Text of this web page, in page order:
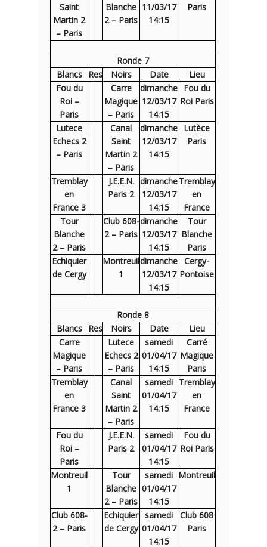
Saint
Martin 2
– Paris
Blanche
2 – Paris
11/03/17
14:15
Paris
Ronde 7
Blancs
Res Noirs Date
Lieu
Fou du
Roi –
Paris
Carre
Magique
– Paris
dimanche
12/03/17
14:15
Fou du
Roi Paris
Lutece
Echecs 2
– Paris
Canal
Saint
Martin 2
– Paris
dimanche
12/03/17
14:15
Lutèce
Paris
Tremblay
en
France 3
J.E.E.N.
Paris 2
dimanche
12/03/17
14:15
Tremblay
en
France
Tour
Blanche
2 – Paris
Club 608-
2 – Paris
dimanche
12/03/17
14:15
Tour
Blanche
Paris
Echiquier
de Cergy
Montreuil
1
dimanche
12/03/17
14:15
Cergy-
Pontoise
Ronde 8
Blancs
Res Noirs Date
Lieu
Carre
Magique
– Paris
Lutece
Echecs 2
– Paris
samedi
01/04/17
14:15
Carré
Magique
Paris
Tremblay
en
France 3
Canal
Saint
Martin 2
– Paris
samedi
01/04/17
14:15
Tremblay
en
France
Fou du
Roi –
Paris
J.E.E.N.
Paris 2
samedi
01/04/17
14:15
Fou du
Roi Paris
Montreuil
1
Tour
Blanche
2 – Paris
samedi
01/04/17
14:15
Montreuil
Club 608-
2 – Paris
Echiquier
de Cergy
samedi
01/04/17
14:15
Club 608
Paris